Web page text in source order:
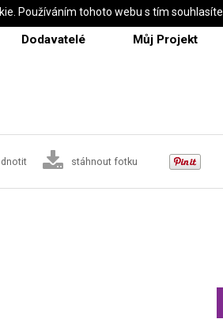
Dodavatelé Můj Projekt
stáhnout fotku
Používáním tohoto webu s tím souhlasíte.